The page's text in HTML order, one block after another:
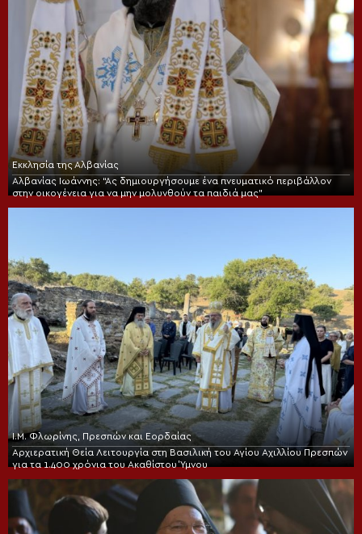
Εκκλησία της Αλβανίας
Αλβανίας Ιωάννης: “Ας δημιουργήσουμε ένα πνευματικό περιβάλλον
στην οικογένεια για να μην μολυνθούν τα παιδιά μας”
Ι.Μ. Φλωρίνης, Πρεσπών και Εορδαίας
Αρχιερατική Θεία Λειτουργία στη Βασιλική του Αγίου Αχιλλίου Πρεσπών
για τα 1.400 χρόνια του Ακαθίστου Ύμνου